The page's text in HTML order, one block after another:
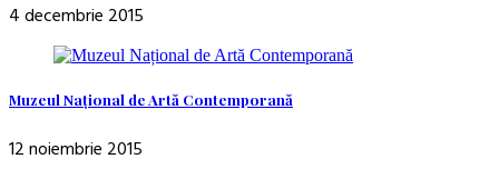
4 decembrie 2015
Muzeul Național de Artă Contemporană
12 noiembrie 2015